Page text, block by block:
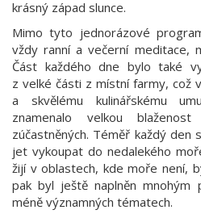
krásný západ slunce.
Mimo tyto jednorázové
vždy ranní a večerní meditace,
Část každého dne bylo také
z velké části z místní farmy, což
a skvělému kulinářskému
znamenalo velkou
zúčastněných. Téměř každý den
jet vykoupat do nedalekého
žijí v oblastech, kde moře není,
pak byl ještě naplněn mnohým
méně významných tématech.